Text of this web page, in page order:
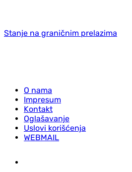
Stanje na graničnim prelazima
O nama
Impresum
Kontakt
Oglašavanje
Uslovi korišćenja
WEBMAIL